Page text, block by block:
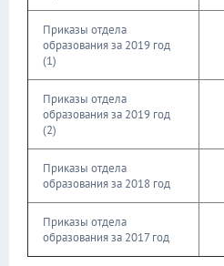
Приказы отдела
образования за 2019 год
(1)
Приказы отдела
образования за 2019 год
(2)
Приказы отдела
образования за 2018 год
Приказы отдела
образования за 2017 год